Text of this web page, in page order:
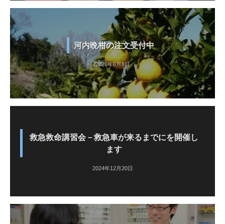
河内晩柑の注文受付中
2026年6月8日
救急救命講習会－救急車が来るまでにを開催し
ます
2024年12月20日